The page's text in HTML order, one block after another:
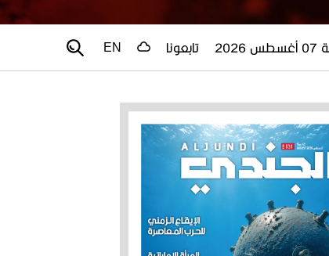
تابعونا EN